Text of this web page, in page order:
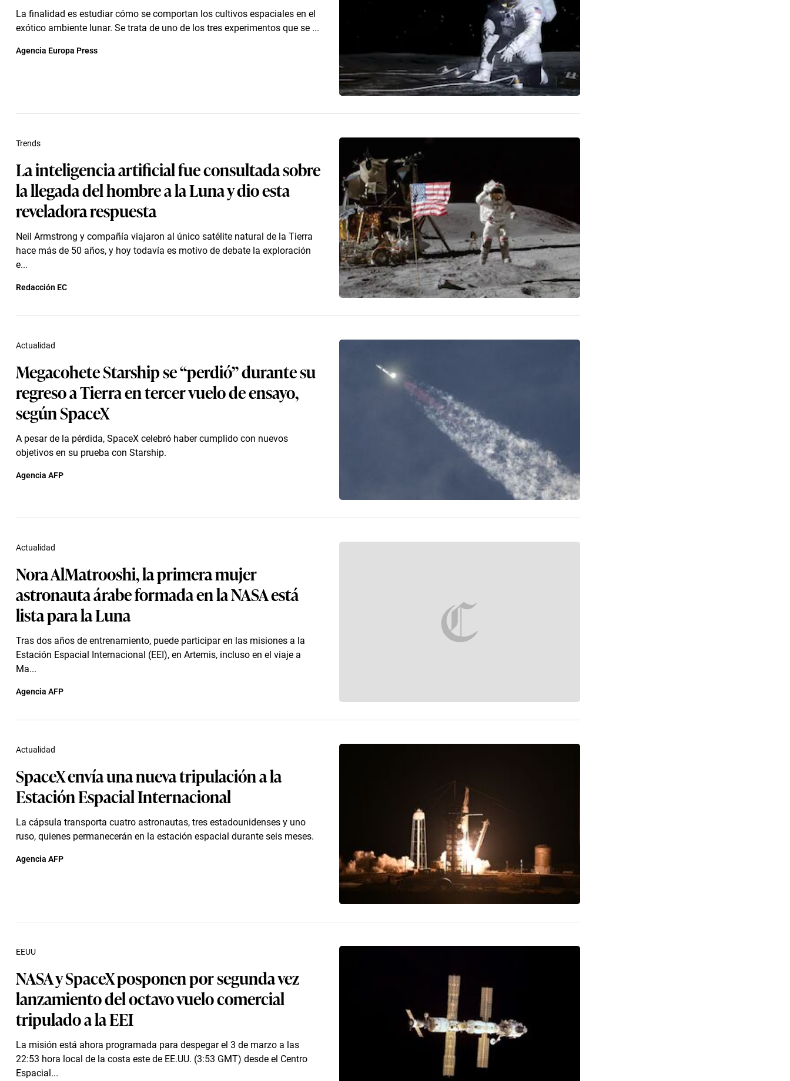
La finalidad es estudiar cómo se comportan los cultivos espaciales en el
exótico ambiente lunar. Se trata de uno de los tres experimentos que se ...
Agencia Europa Press
La inteligencia artificial fue consultada sobre
la llegada del hombre a la Luna y dio esta
reveladora respuesta
Neil Armstrong y compañía viajaron al único satélite natural de la Tierra
hace más de 50 años, y hoy todavía es motivo de debate la exploración
e...
Trends
Redacción EC
Megacohete Starship se “perdió” durante su
regreso a Tierra en tercer vuelo de ensayo,
según SpaceX
A pesar de la pérdida, SpaceX celebró haber cumplido con nuevos
objetivos en su prueba con Starship.
Actualidad
Agencia AFP
Nora AlMatrooshi, la primera mujer
astronauta árabe formada en la NASA está
lista para la Luna
Tras dos años de entrenamiento, puede participar en las misiones a la
Estación Espacial Internacional (EEI), en Artemis, incluso en el viaje a
Ma...
Actualidad
Agencia AFP
SpaceX envía una nueva tripulación a la
Estación Espacial Internacional
La cápsula transporta cuatro astronautas, tres estadounidenses y uno
ruso, quienes permanecerán en la estación espacial durante seis meses.
Actualidad
Agencia AFP
NASA y SpaceX posponen por segunda vez
lanzamiento del octavo vuelo comercial
tripulado a la EEI
La misión está ahora programada para despegar el 3 de marzo a las
22:53 hora local de la costa este de EE.UU. (3:53 GMT) desde el Centro
Espacial...
EEUU